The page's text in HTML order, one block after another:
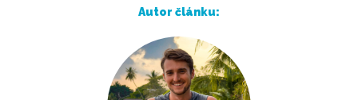
Autor článku: